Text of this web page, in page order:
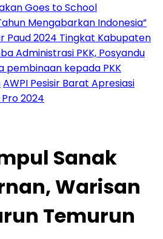
Goes to School
Mengabarkan Indonesia”
Paud 2024 Tingkat Kabupaten
Administrasi PKK, Posyandu
pembinaan kepada PKK
AWPI Pesisir Barat Apresiasi
2024
Sanak
Warisan
Temurun